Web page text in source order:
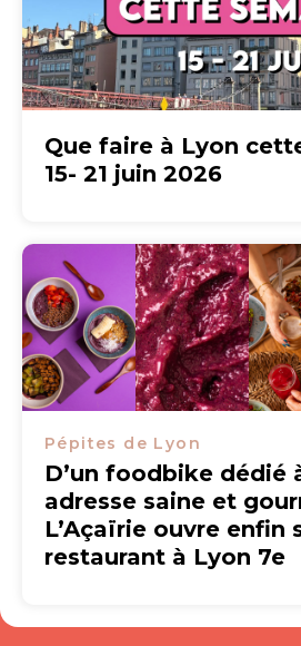
Que faire à Lyon
15- 21 juin 2026
Pépites de Lyon
D’un foodbike dédié
adresse saine et
L’Açaïrie ouvre enfin
restaurant à Lyon 7e